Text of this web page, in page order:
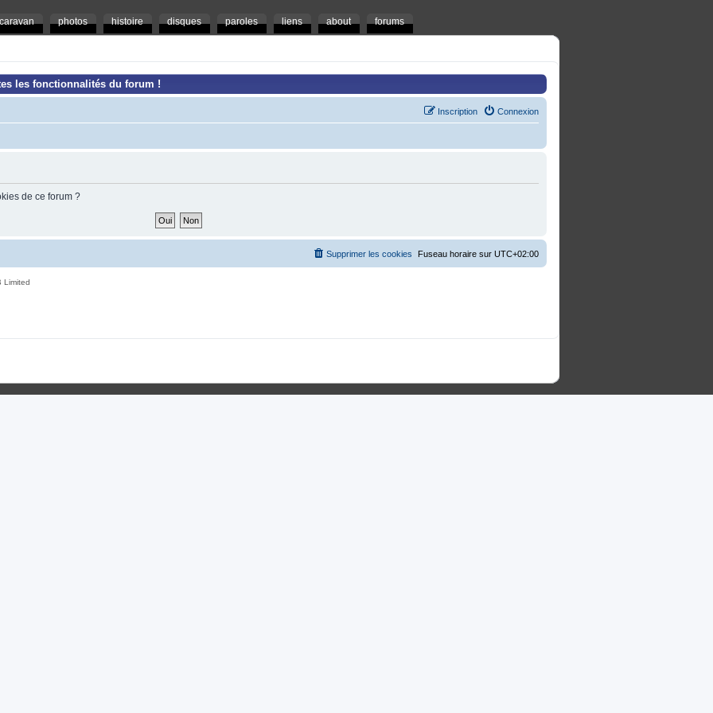
caravan photos histoire disques paroles liens about forums
les fonctionnalités du forum !
Connexion
Inscription
de ce forum ?
Fuseau horaire sur UTC+02:00
Supprimer les cookies
Limited